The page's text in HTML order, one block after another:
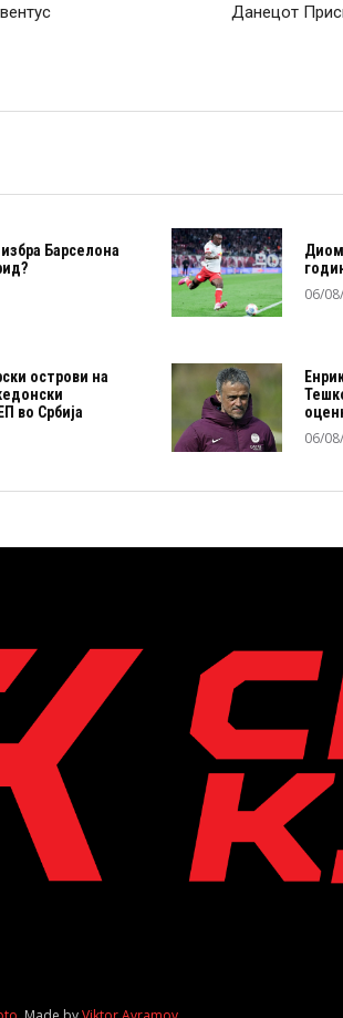
Данецот
Барселона
06/
острови на
во Србија
06/